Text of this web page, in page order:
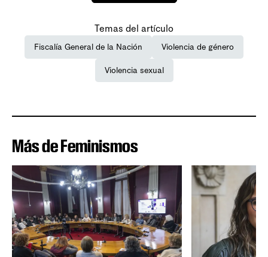
Temas del artículo
Fiscalía General de la Nación Violencia de género
Violencia sexual
Más de Feminismos